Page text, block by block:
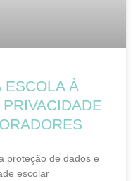
ESCOLA À
proteção de dados e
escolar